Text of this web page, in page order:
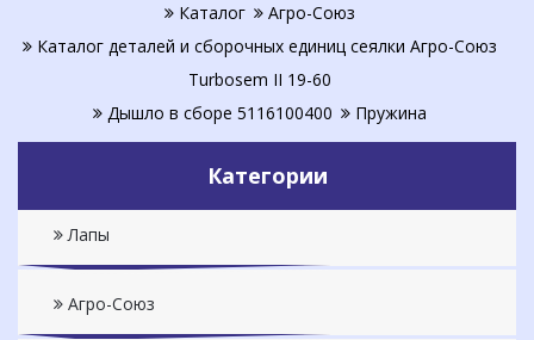
Каталог
Агро-Союз
Каталог деталей и сборочных единиц сеялки Агро-Союз
Turbosem II 19-60
Дышло в сборе 5116100400
Пружина
Категории
Лапы
Агро-Союз